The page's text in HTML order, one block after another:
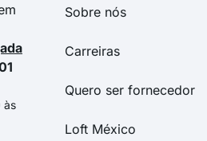
às
Sobre nós
Carreiras
Quero ser fornecedor
Loft México